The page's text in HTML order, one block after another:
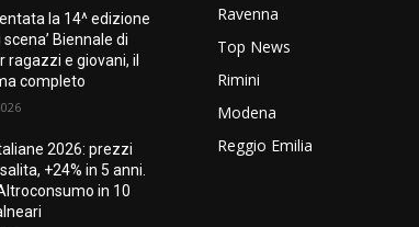
la 14^ edizione
scena’ Biennale di
ragazzi e giovani, il
completo
2026: prezzi
+24% in 5 anni.
in 10
Ravenna
Top News
Rimini
Modena
Reggio Emilia